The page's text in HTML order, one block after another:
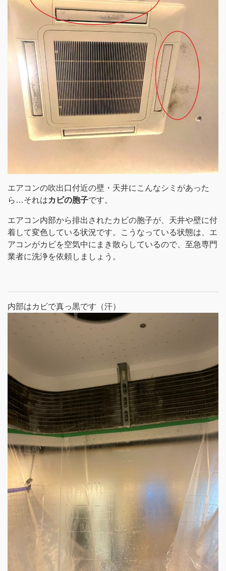
エアコンの吹出口付近の壁・天井にこんなシミがあった
ら…それはカビの胞子です。
エアコン内部から排出されたカビの胞子が、天井や壁に付
着して変色している状況です。こうなっている状態は、エ
アコンがカビを空気中にまき散らしているので、至急専門
業者に洗浄を依頼しましょう。
内部はカビで真っ黒です（汗）